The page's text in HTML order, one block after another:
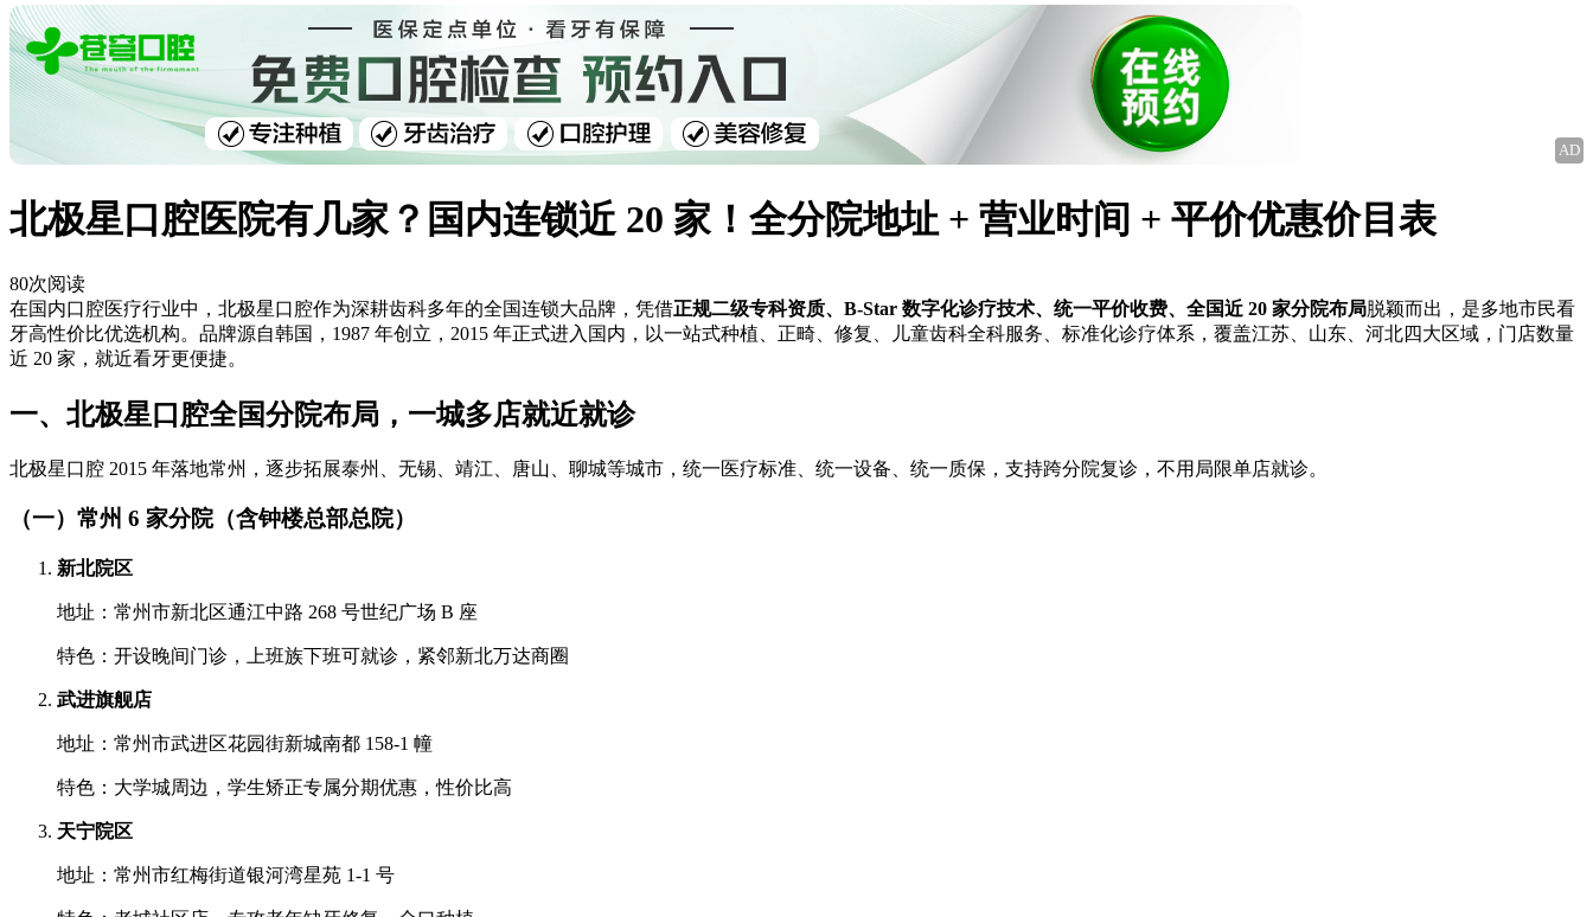
AD
北极星口腔医院有几家？国内连锁近 20 家！全分院地址 + 营业时间 + 平价优惠价目表
80次阅读
在国内口腔医疗行业中，北极星口腔作为深耕齿科多年的全国连锁大品牌，凭借正规二级专科资质、B-Star 数字化诊疗技术、统一平价收费、全国近 20 家分院布局脱颖而出，是多地市民看
牙高性价比优选机构。品牌源自韩国，1987 年创立，2015 年正式进入国内，以一站式种植、正畸、修复、儿童齿科全科服务、标准化诊疗体系，覆盖江苏、山东、河北四大区域，门店数量
近 20 家，就近看牙更便捷。
一、北极星口腔全国分院布局，一城多店就近就诊
北极星口腔 2015 年落地常州，逐步拓展泰州、无锡、靖江、唐山、聊城等城市，统一医疗标准、统一设备、统一质保，支持跨分院复诊，不用局限单店就诊。
（一）常州 6 家分院（含钟楼总部总院）
新北院区
地址：常州市新北区通江中路 268 号世纪广场 B 座
特色：开设晚间门诊，上班族下班可就诊，紧邻新北万达商圈
武进旗舰店
地址：常州市武进区花园街新城南都 158-1 幢
特色：大学城周边，学生矫正专属分期优惠，性价比高
天宁院区
地址：常州市红梅街道银河湾星苑 1-1 号